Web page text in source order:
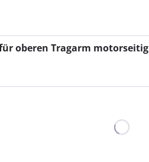
oberen Tragarm motorseitig